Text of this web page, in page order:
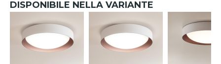
DISPONIBILE NELLA VARIANTE